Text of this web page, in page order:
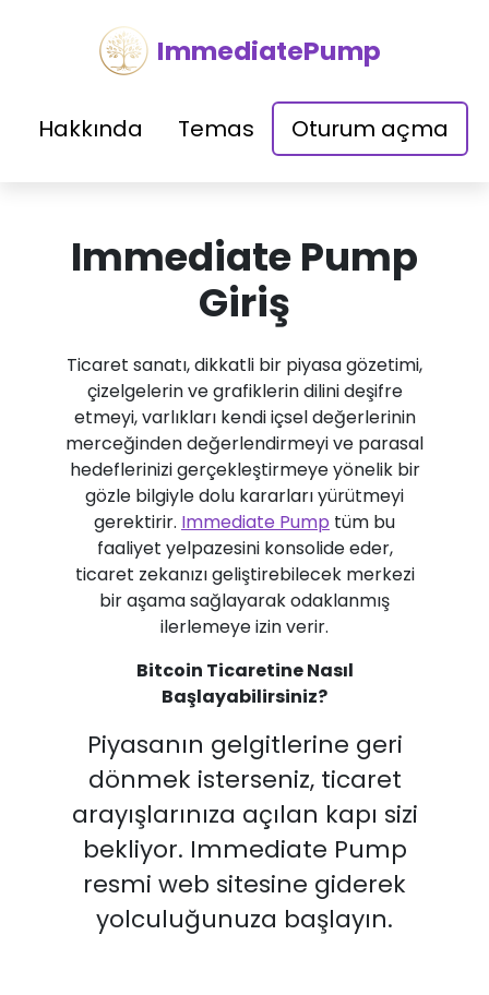
ImmediatePump
Hakkında Temas Oturum açma
Immediate Pump
Giriş
Ticaret sanatı, dikkatli bir piyasa gözetimi,
çizelgelerin ve grafiklerin dilini deşifre
etmeyi, varlıkları kendi içsel değerlerinin
merceğinden değerlendirmeyi ve parasal
hedeflerinizi gerçekleştirmeye yönelik bir
gözle bilgiyle dolu kararları yürütmeyi
gerektirir. Immediate Pump tüm bu
faaliyet yelpazesini konsolide eder,
ticaret zekanızı geliştirebilecek merkezi
bir aşama sağlayarak odaklanmış
ilerlemeye izin verir.
Bitcoin Ticaretine Nasıl
Başlayabilirsiniz?
Piyasanın gelgitlerine geri
dönmek isterseniz, ticaret
arayışlarınıza açılan kapı sizi
bekliyor. Immediate Pump
resmi web sitesine giderek
yolculuğunuza başlayın.